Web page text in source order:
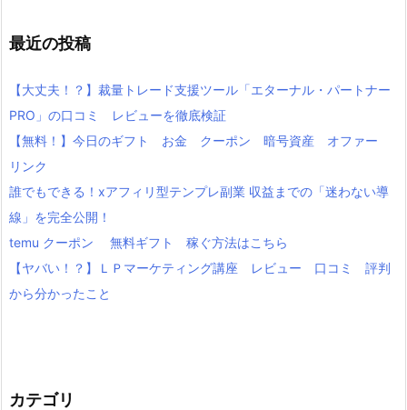
最近の投稿
【大丈夫！？】裁量トレード支援ツール「エターナル・パートナー
PRO」の口コミ レビューを徹底検証
【無料！】今日のギフト お金 クーポン 暗号資産 オファー
リンク
誰でもできる！xアフィリ型テンプレ副業 収益までの「迷わない導
線」を完全公開！
temu クーポン 無料ギフト 稼ぐ方法はこちら
【ヤバい！？】ＬＰマーケティング講座 レビュー 口コミ 評判
から分かったこと
カテゴリ